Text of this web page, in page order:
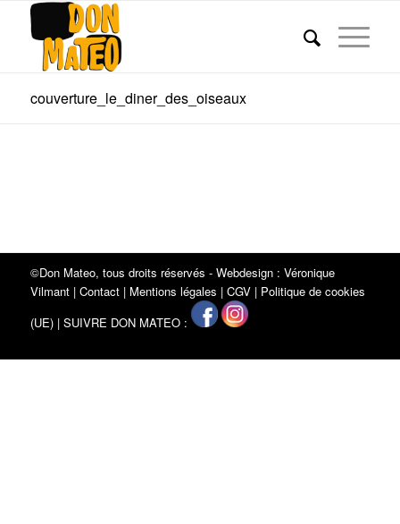
couverture_le_diner_des_oiseaux
©Don Mateo, tous droits réservés - Webdesign : Véronique
Vilmant| Contact| Mentions légales | CGV| Politique de cookies
(UE)| SUIVRE DON MATEO :